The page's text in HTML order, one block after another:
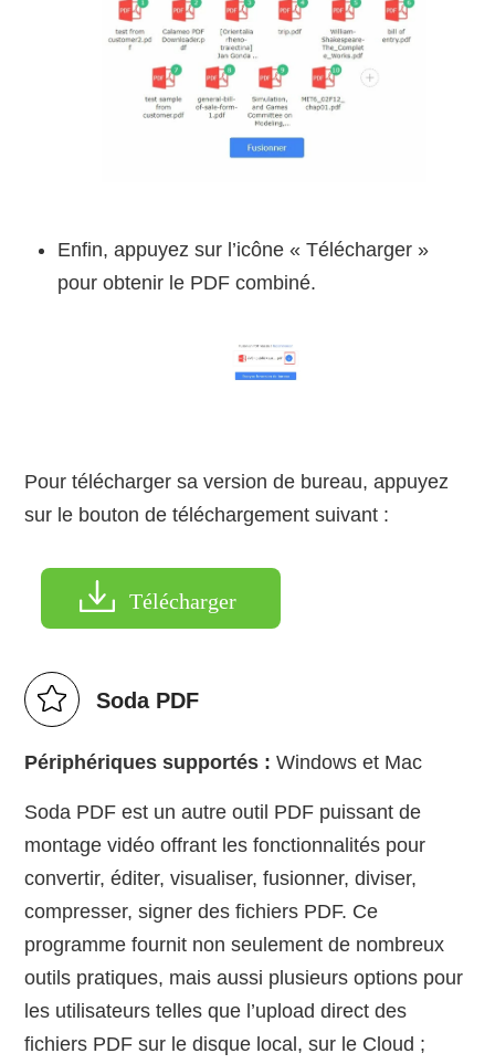
Enfin, appuyez sur l’icône « Télécharger »
pour obtenir le PDF combiné.
Pour télécharger sa version de bureau, appuyez
sur le bouton de téléchargement suivant :
Télécharger
Soda PDF
Périphériques supportés : Windows et Mac
Soda PDF est un autre outil PDF puissant de
montage vidéo offrant les fonctionnalités pour
convertir, éditer, visualiser, fusionner, diviser,
compresser, signer des fichiers PDF. Ce
programme fournit non seulement de nombreux
outils pratiques, mais aussi plusieurs options pour
les utilisateurs telles que l’upload direct des
fichiers PDF sur le disque local, sur le Cloud ;